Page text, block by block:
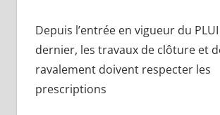
Depuis l’entrée en vigueur du
dernier, les travaux de clôture et
ravalement doivent respecter les
prescriptions